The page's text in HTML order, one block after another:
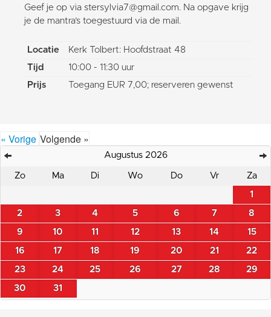
Geef je op via stersylvia7@gmail.com. Na opgave krijg
je de mantra’s toegestuurd via de mail.
Locatie
Kerk Tolbert: Hoofdstraat 48
Tijd
10:00 - 11:30 uur
Prijs
Toegang EUR 7,00; reserveren gewenst
« Vorige Volgende »
Augustus 2026
Zo Ma Di Wo Do Vr Za
1
2 3 4 5 6 7 8
9 10 11 12 13 14 15
16 17 18 19 20 21 22
23 24 25 26 27 28 29
30 31